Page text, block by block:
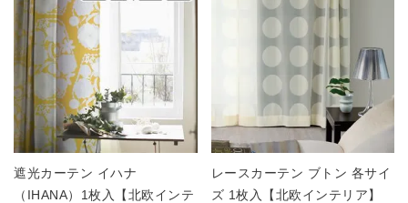
遮光カーテン イハナ
（IHANA）1枚入【北欧インテ
レースカーテン ブトン 各サイ
ズ 1枚入【北欧インテリア】